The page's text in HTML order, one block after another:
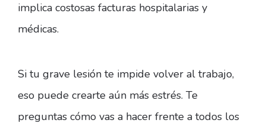
implica costosas facturas hospitalarias y
médicas.
Si tu grave lesión te impide volver al trabajo,
eso puede crearte aún más estrés. Te
preguntas cómo vas a hacer frente a todos los